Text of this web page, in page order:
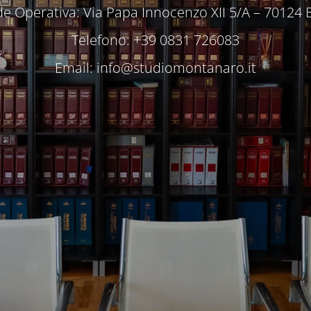
Operativa: Via Papa Innocenzo XII 5/A – 70124
Telefono: +39 0831 726083
Email:info@studiomontanaro.it